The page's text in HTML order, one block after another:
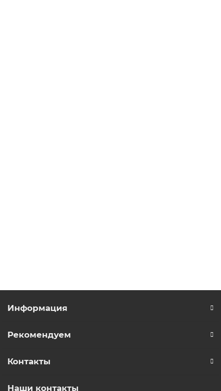
Информация
Рекомендуем
Контакты
Наши контакты